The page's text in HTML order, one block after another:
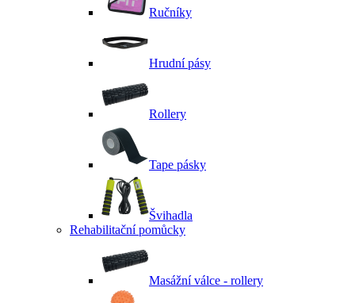
Ručníky
Hrudní pásy
Rollery
Tape pásky
Švihadla
Rehabilitační pomůcky
Masážní válce - rollery